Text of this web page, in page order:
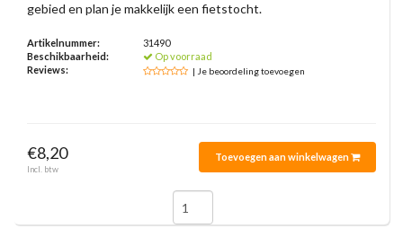
gebied en plan je makkelijk een fietstocht.
Artikelnummer:
31490
Beschikbaarheid:
Op voorraad
Reviews:
| Je beoordeling toevoegen
€8,20
Incl. btw
Toevoegen aan winkelwagen